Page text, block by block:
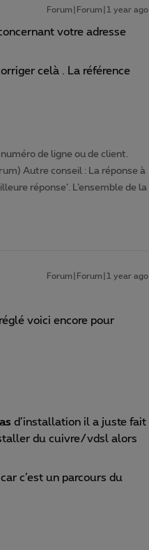
Forum|Forum|1 year ago
votre adresse
celà . La référence
de ligne ou de client.
Autre conseil : La réponse à
réponse’. L’ensemble de la
Forum|Forum|1 year ago
voici encore pour
d’installation il a juste fait
du cuivre/vdsl alors
c’est un parcours du